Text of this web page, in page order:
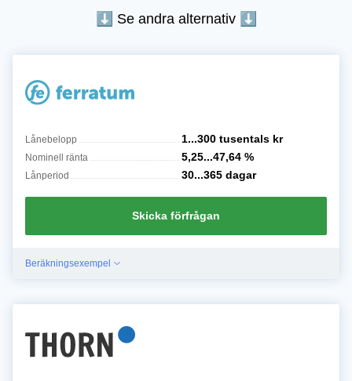
⬇︎ Se andra alternativ ⬇
Lånebelopp 1...300 tusentals kr
Nominell ränta 5,25...47,64 %
Lånperiod 30...365 dagar
Skicka förfrågan
Beräkningsexempel